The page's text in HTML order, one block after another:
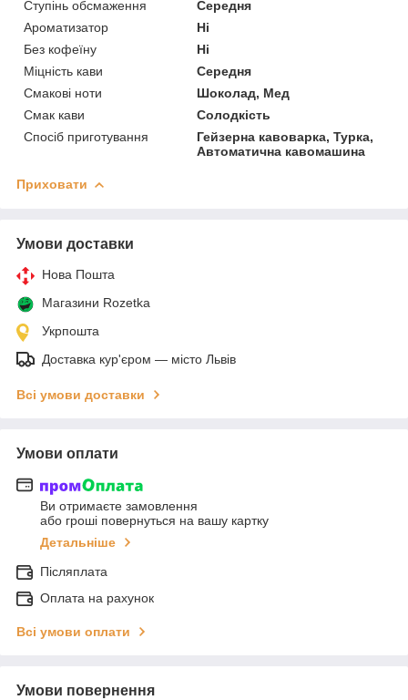
Ступінь обсмаження
Середня
Ароматизатор
Ні
Без кофеїну
Ні
Міцність кави
Середня
Смакові ноти
Шоколад, Мед
Смак кави
Солодкість
Спосіб приготування
Гейзерна кавоварка, Турка,
Автоматична кавомашина
Приховати
Умови доставки
Нова Пошта
Магазини Rozetka
Укрпошта
Доставка кур'єром — місто Львів
Всі умови доставки
Умови оплати
Ви отримаєте замовлення
або гроші повернуться на вашу картку
Детальніше
Післяплата
Оплата на рахунок
Всі умови оплати
Умови повернення